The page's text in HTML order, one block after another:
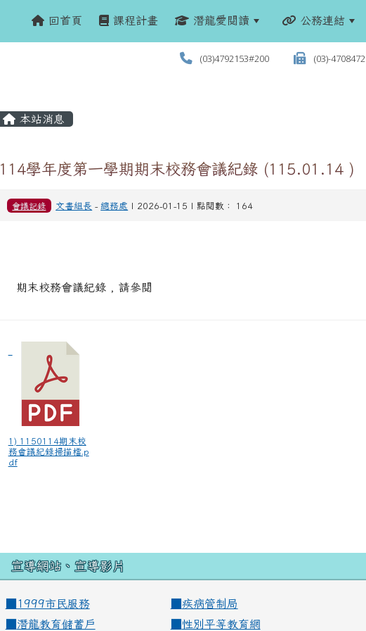
回首頁 課程計畫 潛龍愛閱讀 公務連結
(03)4792153#200 (03)-4708472
本站消息
114學年度第一學期期末校務會議紀錄 (115.01.14 )
會議記錄 文書組長 - 總務處 | 2026-01-15 | 點閱數： 164
期末校務會議紀錄 , 請參閱
1) 1150114期末校
務會議紀錄掃描檔.p
df
宣導網站、宣導影片
■1999市民服務 疾病管制局
潛龍教育儲蓄戶 性別平等教育網